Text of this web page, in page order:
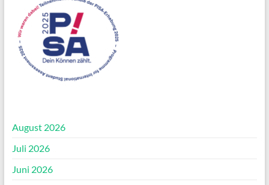
August 2026
Juli 2026
Juni 2026